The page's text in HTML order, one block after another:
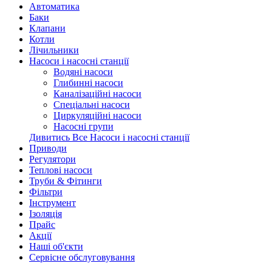
Автоматика
Баки
Клапани
Котли
Лічильники
Насоси і насосні станції
Водяні насоси
Глибинні насоси
Каналізаційні насоси
Спеціальні насоси
Циркуляційні насоси
Насосні групи
Дивитись Все Насоси і насосні станції
Приводи
Регулятори
Теплові насоси
Труби & Фітинги
Фільтри
Інструмент
Ізоляція
Прайс
Акції
Наші об'єкти
Сервісне обслуговування